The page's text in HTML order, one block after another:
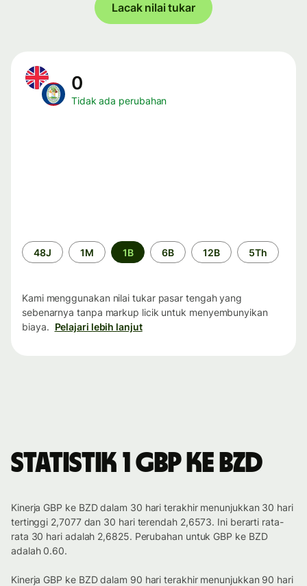
Lacak nilai tukar
0
Tidak ada perubahan
Periode
waktu
48J 1M 1B 6B 12B 5Th
Kami menggunakan nilai tukar pasar tengah yang
sebenarnya tanpa markup licik untuk menyembunyikan
biaya. Pelajari lebih lanjut
Statistik 1 GBP ke BZD
Kinerja GBP ke BZD dalam 30 hari terakhir menunjukkan 30 hari
tertinggi 2,7077 dan 30 hari terendah 2,6573. Ini berarti rata-
rata 30 hari adalah 2,6825. Perubahan untuk GBP ke BZD
adalah 0.60.
Kinerja GBP ke BZD dalam 90 hari terakhir menunjukkan 90 hari